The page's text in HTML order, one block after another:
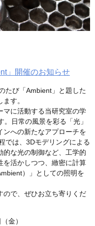
」開催のお知らせ
たび「Ambient」と題した
す。
に活動する当研究室の学
日常の風景を彩る「光」
ンへの新たなアプローチを
では、3Dモデリングによる
的な光の制御など、工学的
を活かしつつ、緻密に計算
）」としての照明を
で、ぜひお立ち寄りくだ
金）